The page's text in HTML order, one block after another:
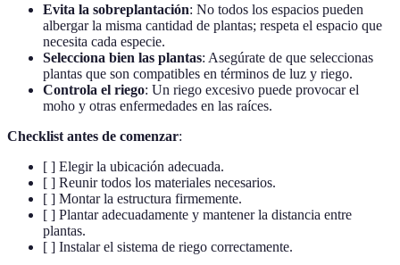
Evita la sobreplantación: No todos los espacios pueden
albergar la misma cantidad de plantas; respeta el espacio que
necesita cada especie.
Selecciona bien las plantas: Asegúrate de que seleccionas
plantas que son compatibles en términos de luz y riego.
Controla el riego: Un riego excesivo puede provocar el
moho y otras enfermedades en las raíces.
Checklist antes de comenzar:
[ ] Elegir la ubicación adecuada.
[ ] Reunir todos los materiales necesarios.
[ ] Montar la estructura firmemente.
[ ] Plantar adecuadamente y mantener la distancia entre
plantas.
[ ] Instalar el sistema de riego correctamente.